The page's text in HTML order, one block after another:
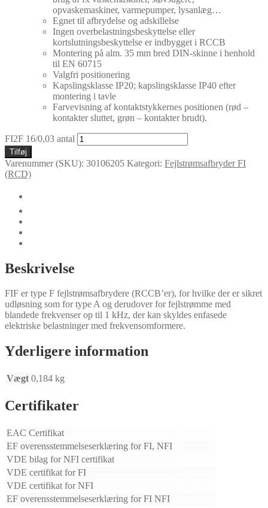
opvaskemaskiner, varmepumper, lysanlæg…
Egnet til afbrydelse og adskillelse
Ingen overbelastningsbeskyttelse eller
kortslutningsbeskyttelse er indbygget i RCCB
Montering på alm. 35 mm bred DIN-skinne i henhold
til EN 60715
Valgfri positionering
Kapslingsklasse IP20; kapslingsklasse IP40 efter
montering i tavle
Farvevisning af kontaktstykkernes positionen (rød –
kontakter sluttet, grøn – kontakter brudt).
FI2F 16/0,03 antal
Tilføj
Varenummer (SKU): 30106205 Kategori: Fejlstrømsafbryder FI
(RCD)
Beskrivelse
FIF er type F fejlstrømsafbrydere (RCCB’er), for hvilke der er sikret
udløsning som for type A og derudover for fejlstrømme med
blandede frekvenser op til 1 kHz, der kan skyldes enfasede
elektriske belastninger med frekvensomformere.
Yderligere information
Vægt 0,184 kg
Certifikater
EAC Certifikat
EF overensstemmelseserklæring for FI, NFI
VDE bilag for NFI certifikat
VDE certifikat for FI
VDE certifikat for NFI
EF overensstemmelseserklæring for FI NFI